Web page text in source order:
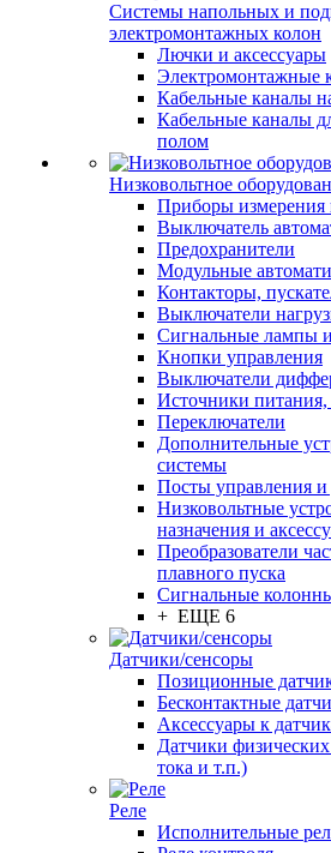
Системы напольных и
электромонтажных колон
Лючки и аксессуары
Электромонтажные
Кабельные каналы
Кабельные каналы
полом
Низковольтное
Приборы измерения
Выключатель
Предохранители
Модульные
Контакторы,
Выключатели
Сигнальные лампы
Кнопки управления
Выключатели
Источники
Переключатели
Дополнительные
системы
Посты управления
Низковольтные
назначения и
Преобразователи
плавного пуска
Сигнальные
+ ЕЩЕ 6
Датчики/сенсоры
Позиционные
Бесконтактные
Аксессуары к
Датчики
тока и т.п.)
Реле
Исполнительные